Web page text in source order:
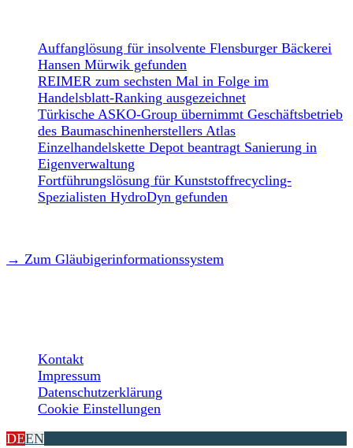
Auffanglösung für insolvente Flensburger Bäckerei
Hansen Mürwik gefunden
REIMER zum sechsten Mal in Folge im
Handelsblatt-Ranking ausgezeichnet
Türkische ASKO-Group übernimmt Geschäftsbetrieb
des Baumaschinenherstellers Atlas
Einzelhandelskette Depot beantragt Sanierung in
Eigenverwaltung
Fortführungslösung für Kunststoffrecycling-
Spezialisten HydroDyn gefunden
→ Zum Gläubigerinformationssystem
Kontakt
Impressum
Datenschutzerklärung
Cookie Einstellungen
DEEN